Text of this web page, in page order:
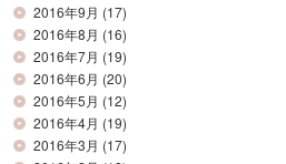
2016年9月 (17)
2016年8月 (16)
2016年7月 (19)
2016年6月 (20)
2016年5月 (12)
2016年4月 (19)
2016年3月 (17)